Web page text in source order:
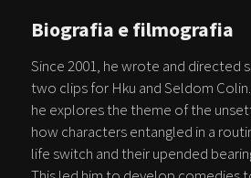
Biografia e filmografia
Since 2001, he wrote and directed
two clips for Hku and Seldom
he explores the theme of the
how characters entangled in a
life switch and their upended